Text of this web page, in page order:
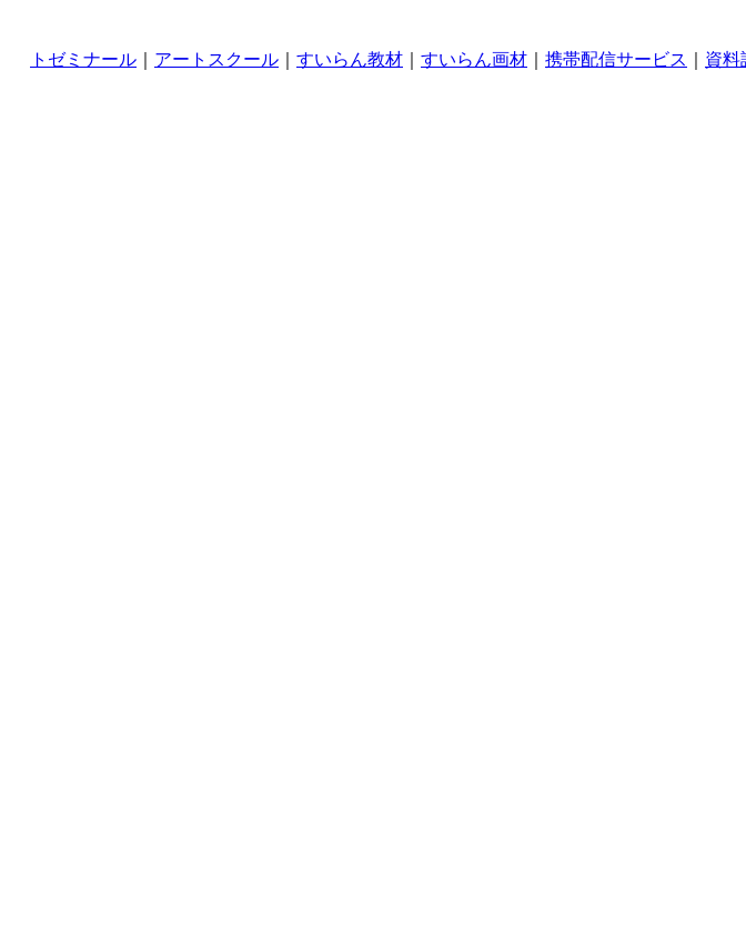
トゼミナール
アートスクール すいらん教材 すいらん画材 携帯配信サービス 資料